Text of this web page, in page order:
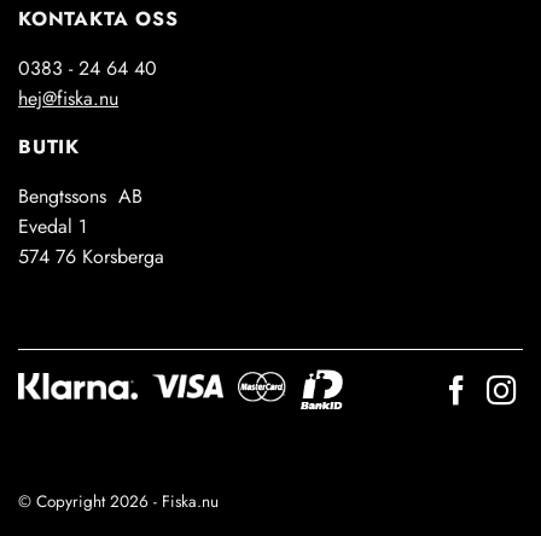
KONTAKTA OSS
0383 - 24 64 40
hej@fiska.nu
BUTIK
Bengtssons AB
Evedal 1
574 76 Korsberga
© Copyright 2026 - Fiska.nu